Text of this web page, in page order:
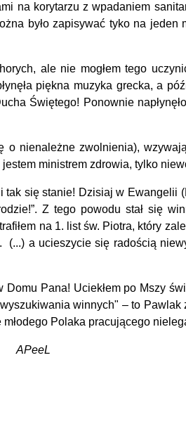
na korytarzu z wpadaniem
było zapisywać tyko na jeden
ale nie mogłem tego
piękna muzyka grecka, a
Świętego! Ponownie
nienależne zwolnienia),
ministrem zdrowia, tylko
się stanie! Dzisiaj w Ewangelii
Z tego powodu stał się
na 1. list św. Piotra, który
(...) a ucieszycie się radością
Pana! Uciekłem po Mszy
winnych" – to Pawlak
Polaka pracującego